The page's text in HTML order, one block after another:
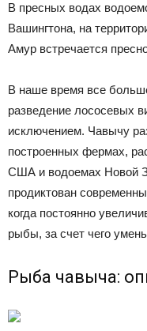
В пресных водах
Вашингтона, на
Амур встречается
В наше время все
разведение лососевых
исключением. Чавычу
построенных фермах,
США и водоемах Новой
продиктован
когда постоянно
рыбы, за счет чего
Рыба чавыча: